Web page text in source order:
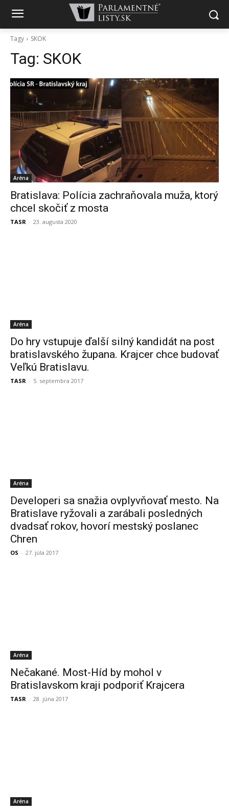
Tagy SKOK
Tag: SKOK
Aréna
Bratislava: Polícia zachraňovala muža, ktorý
chcel skočiť z mosta
TASR - 23. augusta 2020
Aréna
Do hry vstupuje ďalší silný kandidát na post
bratislavského župana. Krajcer chce budovať
Veľkú Bratislavu.
TASR - 5. septembra 2017
Aréna
Developeri sa snažia ovplyvňovať mesto. Na
Bratislave ryžovali a zarábali posledných
dvadsať rokov, hovorí mestský poslanec
Chren
OS - 27. júla 2017
Aréna
Nečakané. Most-Híd by mohol v
Bratislavskom kraji podporiť Krajcera
TASR - 28. júna 2017
Aréna